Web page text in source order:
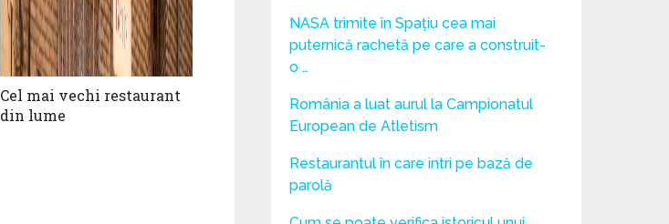
Cel mai vechi restaurant
din lume
NASA trimite în Spațiu cea mai
puternică rachetă pe care a construit-
o …
România a luat aurul la Campionatul
European de Atletism
Restaurantul în care intri pe bază de
parolă